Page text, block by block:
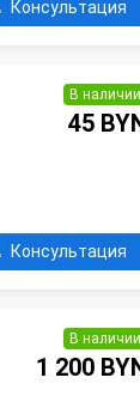
Консультация
В наличии
45
Консультация
В наличии
1 200